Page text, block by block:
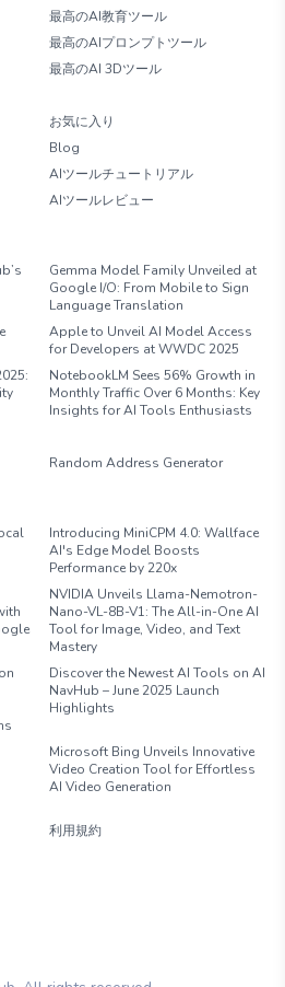
最高のAI教育ツール
最高のAIプロンプトツール
最高のAI 3Dツール
お気に入り
Blog
AIツールチュートリアル
AIツールレビュー
Gemma Model Family Unveiled at
Google I/O: From Mobile to Sign
Language Translation
Apple to Unveil AI Model Access
for Developers at WWDC 2025
NotebookLM Sees 56% Growth in
Monthly Traffic Over 6 Months: Key
Insights for AI Tools Enthusiasts
Random Address Generator
Introducing MiniCPM 4.0: Wallface
AI's Edge Model Boosts
Performance by 220x
NVIDIA Unveils Llama-Nemotron-
Nano-VL-8B-V1: The All-in-One AI
Tool for Image, Video, and Text
Mastery
Discover the Newest AI Tools on AI
NavHub – June 2025 Launch
Highlights
Microsoft Bing Unveils Innovative
Video Creation Tool for Effortless
AI Video Generation
利用規約